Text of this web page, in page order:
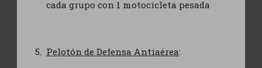
cada grupo con 1 motocicleta pesada
Pelotón de Defensa Antiaérea: